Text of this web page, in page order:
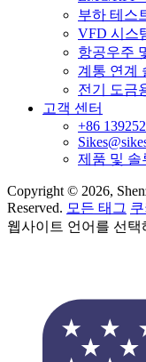
부하 테스
VFD 시스
항공우주
계통 연계
전기 도금
고객 센터
+86
제품 및 솔
Copyright © 2026,
Reserved. 모든 태그
웹사이트 언어를 선택